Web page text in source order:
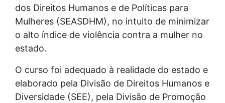
dos Direitos Humanos e de Políticas para
Mulheres (SEASDHM), no intuito de minimizar
o alto índice de violência contra a mulher no
estado.
O curso foi adequado à realidade do estado e
elaborado pela Divisão de Direitos Humanos e
Diversidade (SEE), pela Divisão de Promoção